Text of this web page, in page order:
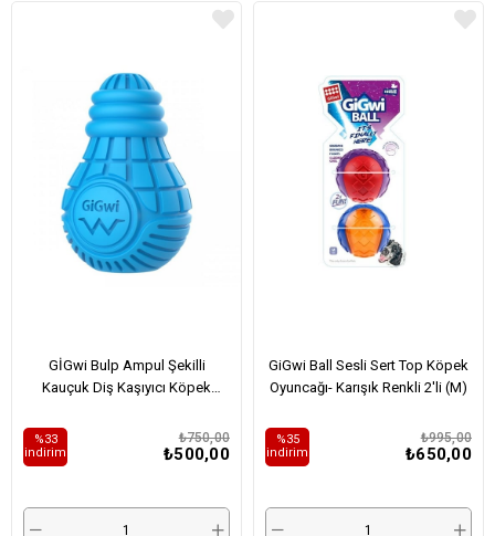
GİGwi Bulp Ampul Şekilli
Kauçuk Diş Kaşıyıcı Köpek
₺500,00
₺750,00
%33
i̇ndirim
GiGwi Ball Sesli Sert Top Köpek
Oyuncağı- Karışık Renkli 2'li (M)
₺650,00
₺995,00
%35
i̇ndirim